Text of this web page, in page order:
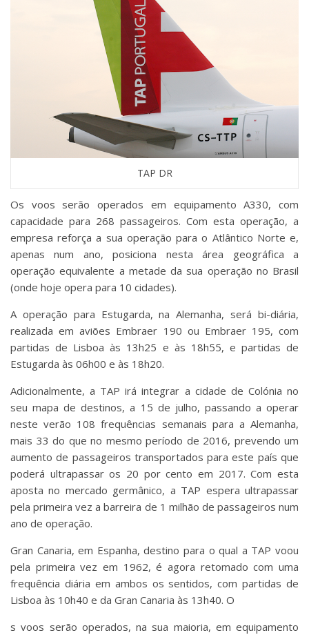
TAP DR
Os voos serão operados em equipamento A330, com
capacidade para 268 passageiros. Com esta operação, a
empresa reforça a sua operação para o Atlântico Norte e,
apenas num ano, posiciona nesta área geográfica a
operação equivalente a metade da sua operação no Brasil
(onde hoje opera para 10 cidades).
A operação para Estugarda, na Alemanha, será bi-diária,
realizada em aviões Embraer 190 ou Embraer 195, com
partidas de Lisboa às 13h25 e às 18h55, e partidas de
Estugarda às 06h00 e às 18h20.
Adicionalmente, a TAP irá integrar a cidade de Colónia no
seu mapa de destinos, a 15 de julho, passando a operar
neste verão 108 frequências semanais para a Alemanha,
mais 33 do que no mesmo período de 2016, prevendo um
aumento de passageiros transportados para este país que
poderá ultrapassar os 20 por cento em 2017. Com esta
aposta no mercado germânico, a TAP espera ultrapassar
pela primeira vez a barreira de 1 milhão de passageiros num
ano de operação.
Gran Canaria, em Espanha, destino para o qual a TAP voou
pela primeira vez em 1962, é agora retomado com uma
frequência diária em ambos os sentidos, com partidas de
Lisboa às 10h40 e da Gran Canaria às 13h40. O
s voos serão operados, na sua maioria, em equipamento